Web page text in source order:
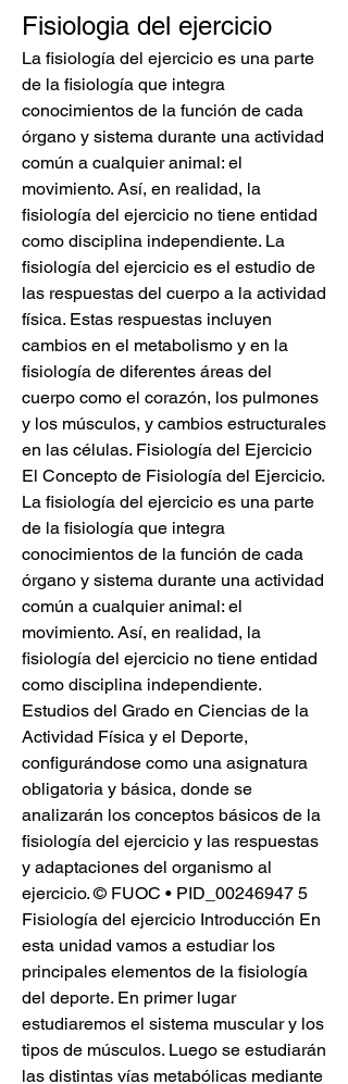
Fisiologia del ejercicio
La fisiología del ejercicio es una parte
de la fisiología que integra
conocimientos de la función de cada
órgano y sistema durante una actividad
común a cualquier animal: el
movimiento. Así, en realidad, la
fisiología del ejercicio no tiene entidad
como disciplina independiente. La
fisiología del ejercicio es el estudio de
las respuestas del cuerpo a la actividad
física. Estas respuestas incluyen
cambios en el metabolismo y en la
fisiología de diferentes áreas del
cuerpo como el corazón, los pulmones
y los músculos, y cambios estructurales
en las células. Fisiología del Ejercicio
El Concepto de Fisiología del Ejercicio.
La fisiología del ejercicio es una parte
de la fisiología que integra
conocimientos de la función de cada
órgano y sistema durante una actividad
común a cualquier animal: el
movimiento. Así, en realidad, la
fisiología del ejercicio no tiene entidad
como disciplina independiente.
Estudios del Grado en Ciencias de la
Actividad Física y el Deporte,
configurándose como una asignatura
obligatoria y básica, donde se
analizarán los conceptos básicos de la
fisiología del ejercicio y las respuestas
y adaptaciones del organismo al
ejercicio. © FUOC • PID_00246947 5
Fisiología del ejercicio Introducción En
esta unidad vamos a estudiar los
principales elementos de la fisiología
del deporte. En primer lugar
estudiaremos el sistema muscular y los
tipos de músculos. Luego se estudiarán
las distintas vías metabólicas mediante